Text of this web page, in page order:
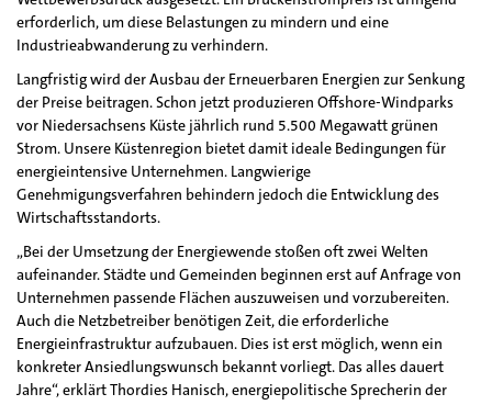
erforderlich, um diese Belastungen zu mindern und eine
Industrieabwanderung zu verhindern.
Langfristig wird der Ausbau der Erneuerbaren Energien zur Senkung
der Preise beitragen. Schon jetzt produzieren Offshore-Windparks
vor Niedersachsens Küste jährlich rund 5.500 Megawatt grünen
Strom. Unsere Küstenregion bietet damit ideale Bedingungen für
energieintensive Unternehmen. Langwierige
Genehmigungsverfahren behindern jedoch die Entwicklung des
Wirtschaftsstandorts.
„Bei der Umsetzung der Energiewende stoßen oft zwei Welten
aufeinander. Städte und Gemeinden beginnen erst auf Anfrage von
Unternehmen passende Flächen auszuweisen und vorzubereiten.
Auch die Netzbetreiber benötigen Zeit, die erforderliche
Energieinfrastruktur aufzubauen. Dies ist erst möglich, wenn ein
konkreter Ansiedlungswunsch bekannt vorliegt. Das alles dauert
Jahre“, erklärt Thordies Hanisch, energiepolitische Sprecherin der